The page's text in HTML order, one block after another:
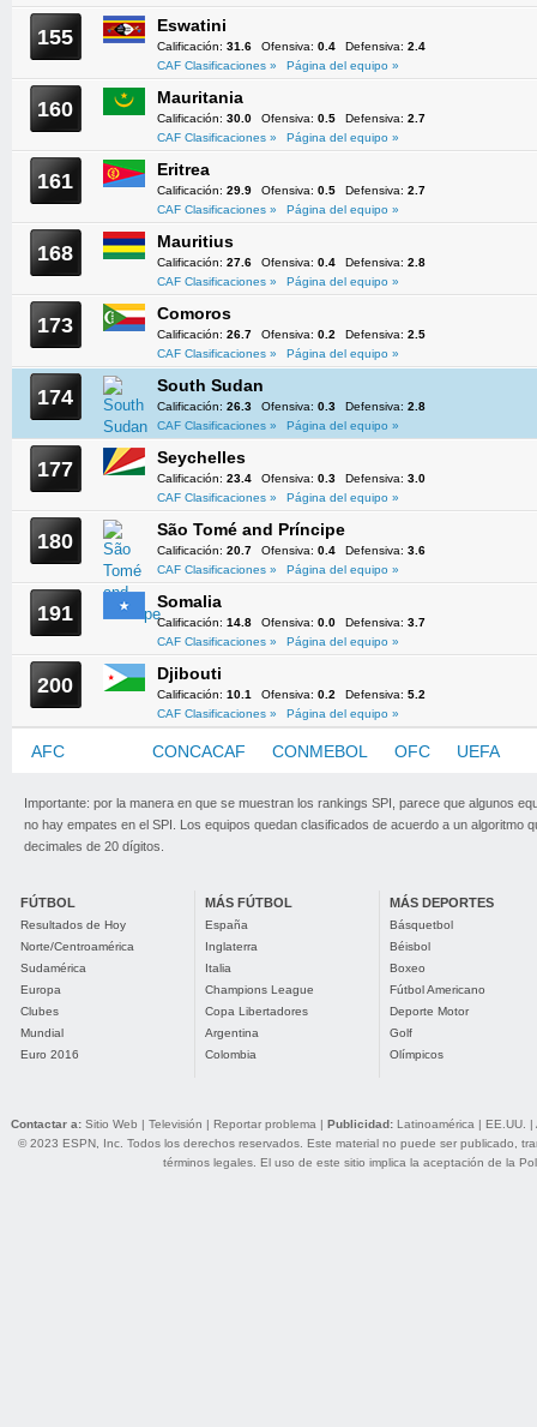
155 Eswatini
Calificación: 31.6 Ofensiva: 0.4 Defensiva: 2.4
CAF Clasificaciones »
Página del equipo »
160 Mauritania
Calificación: 30.0 Ofensiva: 0.5 Defensiva: 2.7
CAF Clasificaciones »
Página del equipo »
161 Eritrea
Calificación: 29.9 Ofensiva: 0.5 Defensiva: 2.7
CAF Clasificaciones »
Página del equipo »
168 Mauritius
Calificación: 27.6 Ofensiva: 0.4 Defensiva: 2.8
CAF Clasificaciones »
Página del equipo »
173 Comoros
Calificación: 26.7 Ofensiva: 0.2 Defensiva: 2.5
CAF Clasificaciones »
Página del equipo »
174 South Sudan
Calificación: 26.3 Ofensiva: 0.3 Defensiva: 2.8
CAF Clasificaciones »
Página del equipo »
177 Seychelles
Calificación: 23.4 Ofensiva: 0.3 Defensiva: 3.0
CAF Clasificaciones »
Página del equipo »
180 São Tomé and Príncipe
Calificación: 20.7 Ofensiva: 0.4 Defensiva: 3.6
CAF Clasificaciones »
Página del equipo »
191 Somalia
Calificación: 14.8 Ofensiva: 0.0 Defensiva: 3.7
CAF Clasificaciones »
Página del equipo »
200 Djibouti
Calificación: 10.1 Ofensiva: 0.2 Defensiva: 5.2
CAF Clasificaciones »
Página del equipo »
AFC CONCACAF CONMEBOL OFC UEFA
Importante: por la manera en que se muestran los rankings SPI, parece que algunos
no hay empates en el SPI. Los equipos quedan clasificados de acuerdo a un algoritmo
decimales de 20 dígitos.
FÚTBOL
Resultados de Hoy
Norte/Centroamérica
Sudamérica
Europa
Clubes
Mundial
Euro 2016
MÁS FÚTBOL
España
Inglaterra
Italia
Champions League
Copa Libertadores
Argentina
Colombia
MÁS DEPORTES
Básquetbol
Béisbol
Boxeo
Fútbol Americano
Deporte Motor
Golf
Olímpicos
Contactar a: Sitio Web | Televisión | Reportar problema | Publicidad: Latinoamérica | EE.UU. |
© 2023 ESPN, Inc. Todos los derechos reservados. Este material no puede ser publicado,
términos legales. El uso de este sitio implica la aceptación de la